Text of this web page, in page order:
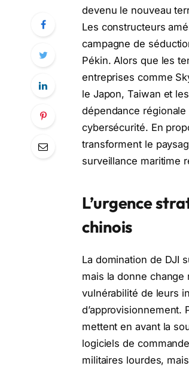
devenu le nouveau
Les constructeurs
campagne de
Pékin. Alors que les
entreprises comme
le Japon, Taiwan et
dépendance
cybersécurité. En
transforment le
surveillance maritime
L’urgence
chinois
La domination de DJI
mais la donne
vulnérabilité de leurs
d’approvisionnement.
mettent en avant la
logiciels de
militaires lourdes,